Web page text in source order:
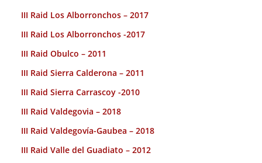
III Raid Los Alborronchos – 2017
III Raid Los Alborronchos -2017
III Raid Obulco – 2011
III Raid Sierra Calderona – 2011
III Raid Sierra Carrascoy -2010
III Raid Valdegovia – 2018
III Raid Valdegovía-Gaubea – 2018
III Raid Valle del Guadiato – 2012